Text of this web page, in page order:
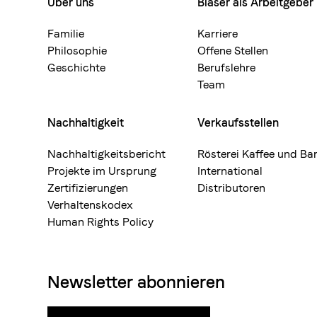
Footermenue-
neu
Familie
Philosophie
Geschichte
Karriere
Offene Stellen
Berufslehre
Team
Nachhaltigkeit
Nachhaltigkeitsbericht
Projekte im Ursprung
Zertifizierungen
Verhaltenskodex
Human Rights Policy
Verkaufsstellen
Rösterei Kaffee und Bar
International
Distributoren
Newsletter abonnieren